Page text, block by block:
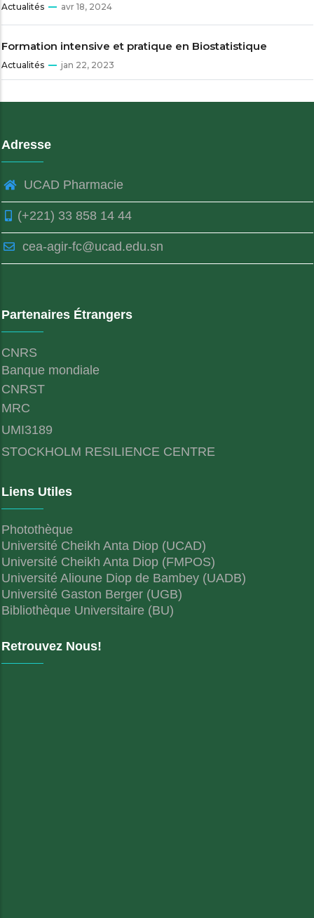
Actualités avr 18, 2024
Formation intensive et pratique en Biostatistique
Actualités jan 22, 2023
Adresse
UCAD Pharmacie
(+221) 33 858 14 44
cea-agir-fc@ucad.edu.sn
Partenaires Étrangers
CNRS
Banque mondiale
CNRST
MRC
UMI3189
STOCKHOLM RESILIENCE CENTRE
Liens Utiles
Photothèque
Université Cheikh Anta Diop (UCAD)
Université Cheikh Anta Diop (FMPOS)
Université Alioune Diop de Bambey (UADB)
Université Gaston Berger (UGB)
Bibliothèque Universitaire (BU)
Retrouvez Nous!